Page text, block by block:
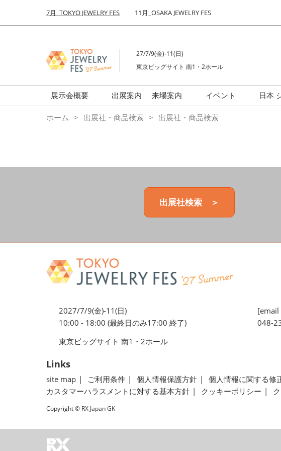
キ
し
て
む
to
7月_TOKYO JEWELRY FES 11月_OSAKA JEWELRY FES
27/7/9(金)-11(日)
東京ビッグサイト 南1・2ホール
展示会概要
前回来場者数
ミネラル&ストーンFES
出展案内
来場案内
会場の様子
イベント
日本
ホーム 出展社・商品検索 出展社・商品検索
出展社検索 ＞
2027/7/9(金)-11(日)
10:00 - 18:00 (最終日のみ17:00 終了)
東京ビッグサイト 南1・2ホール
[email
048-
Links
site map ご利用条件 個人情報保護方針 個人情報に関する修
カスタマーハラスメントに対する基本方針
クッキーポリシー
Copyright © RX Japan GK